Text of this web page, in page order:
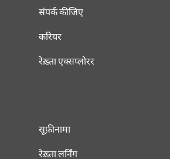
संपर्क कीजिए
करियर
रेख़्ता एक्सप्लोरर
सूफ़ीनामा
रेख़्ता लर्निंग